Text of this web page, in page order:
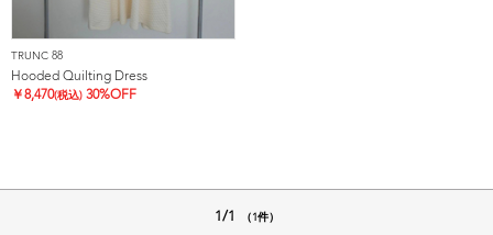
TRUNC 88
Hooded Quilting Dress
￥8,470(税込) 30%OFF
1/1 （1件）